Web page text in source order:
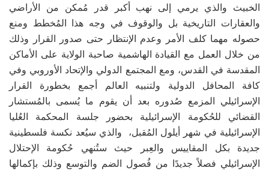
الخبيث والذي يرمي إلى نهب أكبر قدر مُمكن من الأراضي
والعقارات التاريخية بل والوقوف في وجه هذا المُخطط ومنع
حصوله مهما كلف الأمر وعدم الإنتظار حتى صدور القرار وذلك
من خلال العمل مع القيادة الهاشمية صاحبة الولاية على الأماكن
المقدسة في القدس، ومع المجتمع الدولي والإتحاد الأوروبي وفي
كافة المحافل الدولية ولتنبيه العالم أجمع بخطورة القرار
الإسرائيلي المزمع صُدوره بعد أن يقوم ما يُسمى بالمُستشار
القضائي للحُكومة الإسرائيلية بحضور جلسة المحكمة العُليا
الإسرائيلية في شهر أيلول المُقبل، والذي سيُعد نكسة فلسطينية
جديدة بكل المقاييس والعِبر حيث ستُنهي حُكومة الإحتلال
الإسرائيلي فصلاً جديدًا من فُصول الضم والتوسع وذلك بإكمالها